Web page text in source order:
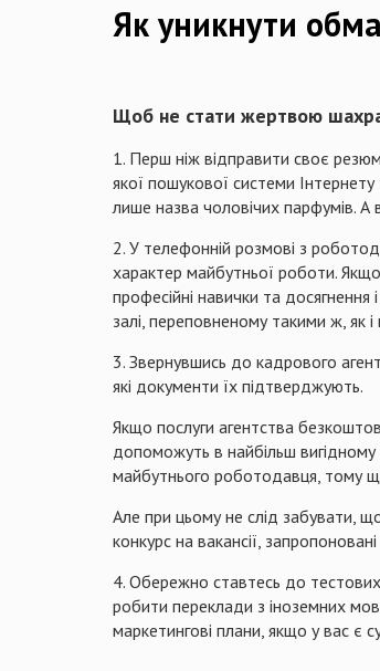
Як уникнути
Щоб не стати жертвою
1. Перш ніж відправити своє
якої пошукової системи
лише назва чоловічих парфумів. А
2. У телефонній розмові з
характер майбутньої роботи.
професійні навички та
залі, переповненому такими ж, як
3. Звернувшись до кадрового
які документи їх підтверджують.
Якщо послуги агентства
допоможуть в найбільш вигідному
майбутнього роботодавця, тому
Але при цьому не слід забувати,
конкурс на вакансії,
4. Обережно ставтесь до тестових
робити переклади з іноземних мов,
маркетингові плани, якщо у вас є